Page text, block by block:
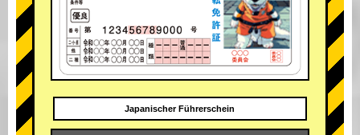
Japanischer Führerschein